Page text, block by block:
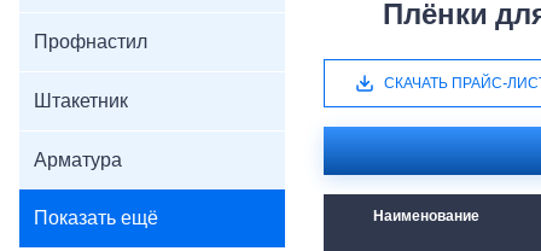
Профнастил
Штакетник
Арматура
Показать ещё
Плёнки
СКАЧАТЬ ПРАЙС-
Наименование